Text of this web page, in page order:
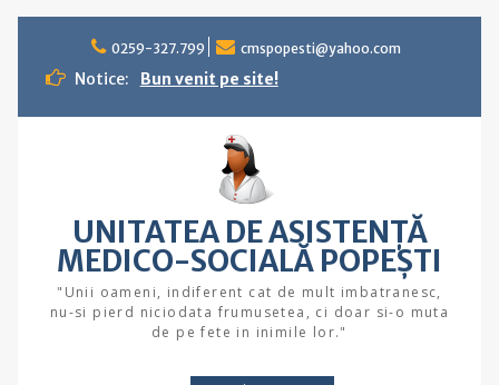
content
0259-327.799 cmspopesti@yahoo.com
Notice: Bun venit pe site!
UNITATEA DE ASISTENȚĂ
MEDICO-SOCIALĂ POPEŞTI
"Unii oameni, indiferent cat de mult imbatranesc,
nu-si pierd niciodata frumusetea, ci doar si-o muta
de pe fete in inimile lor."